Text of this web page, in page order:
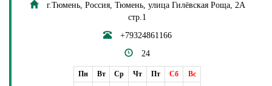
г.Тюмень, Россия, Тюмень, улица Гилёвская Роща, 2А
стр.1
+79324861166
24
Пн Вт Ср Чт Пт Сб Вс